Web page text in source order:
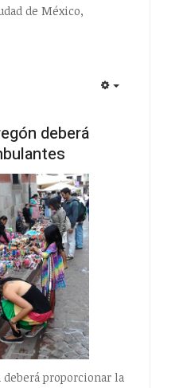
de México,
deberá
deberá proporcionar la